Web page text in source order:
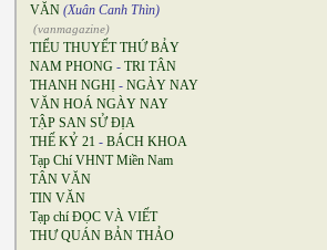
VĂN (Xuân Canh Thìn)
(vanmagazine)
TIỂU THUYẾT THỨ BẢY
NAM PHONG - TRI TÂN
THANH NGHỊ - NGÀY NAY
VĂN HOÁ NGÀY NAY
TẬP SAN SỬ ĐỊA
THẾ KỶ 21 - BÁCH KHOA
Tạp Chí VHNT Miền Nam
TÂN VĂN
TIN VĂN
Tạp chí ĐỌC VÀ VIẾT
THƯ QUÁN BẢN THẢO